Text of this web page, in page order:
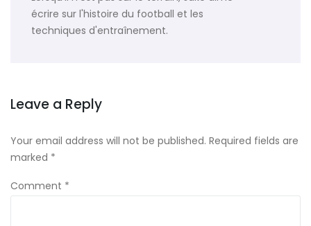
écrire sur l'histoire du football et les
techniques d'entraînement.
Leave a Reply
Your email address will not be published. Required fields are
marked *
Comment *